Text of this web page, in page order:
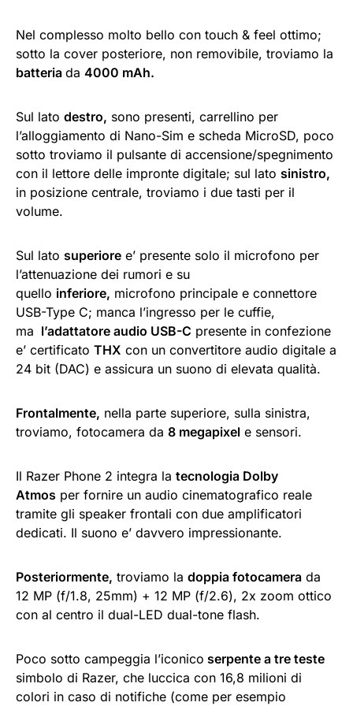
Nel complesso molto bello con touch & feel ottimo;
sotto la cover posteriore, non removibile, troviamo la
batteria da 4000 mAh.
Sul lato destro, sono presenti, carrellino per
l’alloggiamento di Nano-Sim e scheda MicroSD, poco
sotto troviamo il pulsante di accensione/spegnimento
con il lettore delle impronte digitale; sul lato sinistro,
in posizione centrale, troviamo i due tasti per il
volume.
Sul lato superiore e’ presente solo il microfono per
l’attenuazione dei rumori e su
quello inferiore, microfono principale e connettore
USB-Type C; manca l’ingresso per le cuffie,
ma l’adattatore audio USB-C presente in confezione
e’ certificato THX con un convertitore audio digitale a
24 bit (DAC) e assicura un suono di elevata qualità.
Frontalmente, nella parte superiore, sulla sinistra,
troviamo, fotocamera da 8 megapixel e sensori.
Il Razer Phone 2 integra la tecnologia Dolby
Atmos per fornire un audio cinematografico reale
tramite gli speaker frontali con due amplificatori
dedicati. Il suono e’ davvero impressionante.
Posteriormente, troviamo la doppia fotocamera da
12 MP (f/1.8, 25mm) + 12 MP (f/2.6), 2x zoom ottico
con al centro il dual-LED dual-tone flash.
Poco sotto campeggia l’iconico serpente a tre teste
simbolo di Razer, che luccica con 16,8 milioni di
colori in caso di notifiche (come per esempio